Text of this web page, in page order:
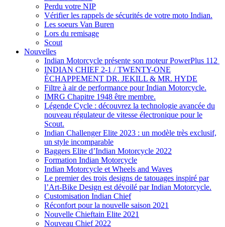
Perdu votre NIP
Vérifier les rappels de sécurités de votre moto Indian.
Les soeurs Van Buren
Lors du remisage
Scout
Nouvelles
Indian Motorcycle présente son moteur PowerPlus 112
INDIAN CHIEF 2-1 / TWENTY-ONE
ÉCHAPPEMENT DR. JEKILL & MR. HYDE
Filtre à air de performance pour Indian Motorcycle.
IMRG Chapitre 1948 être membre.
Légende Cycle : découvrez la technologie avancée du
nouveau régulateur de vitesse électronique pour le
Scout.
Indian Challenger Elite 2023 : un modèle très exclusif,
un style incomparable
Baggers Elite d’Indian Motorcycle 2022
Formation Indian Motorcycle
Indian Motorcycle et Wheels and Waves
Le premier des trois designs de tatouages inspiré par
l’Art-Bike Design est dévoilé par Indian Motorcycle.
Customisation Indian Chief
Réconfort pour la nouvelle saison 2021
Nouvelle Chieftain Elite 2021
Nouveau Chief 2022